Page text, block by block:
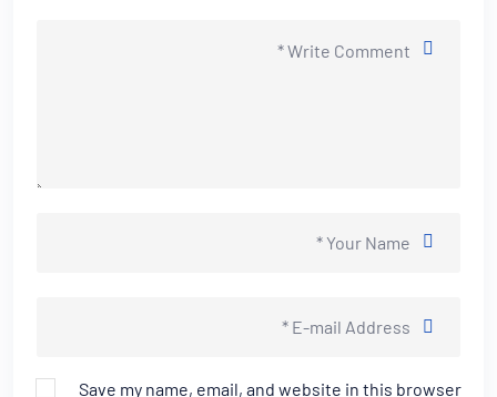
Save my name, email, and website in this browser